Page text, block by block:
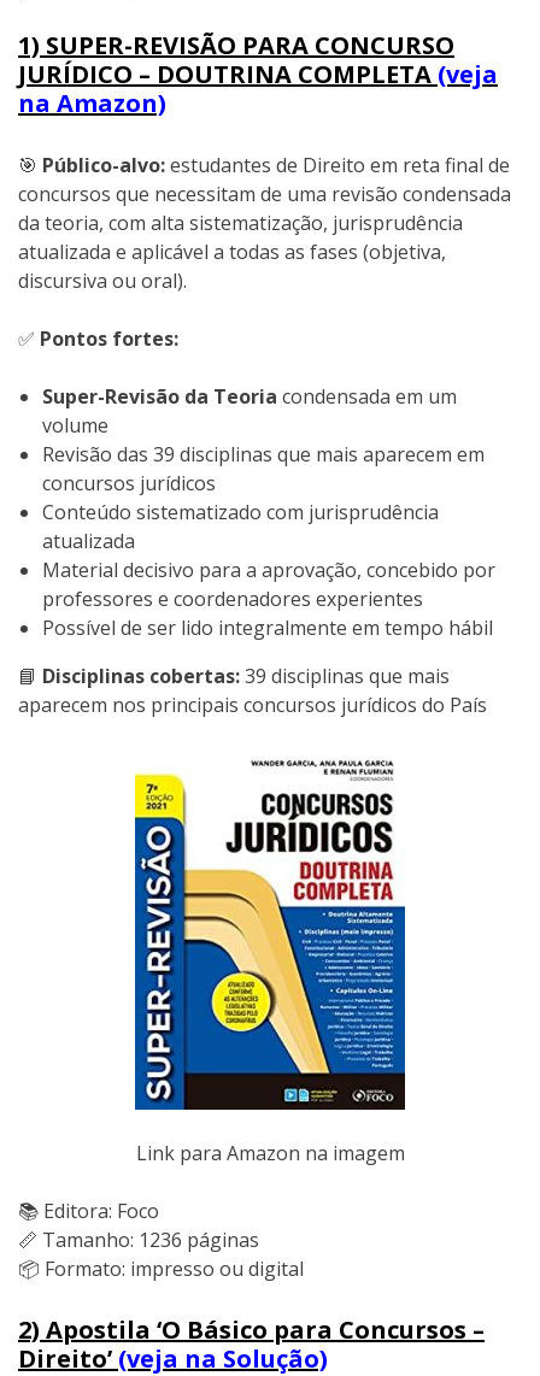
1) SUPER-REVISÃO PARA CONCURSO
JURÍDICO – DOUTRINA COMPLETA (veja
na Amazon)
🎯 Público-alvo:estudantes de Direito em reta final de
concursos que necessitam de uma revisão condensada
da teoria, com alta sistematização, jurisprudência
atualizada e aplicável a todas as fases (objetiva,
discursiva ou oral).
✅ Pontos fortes:
Super-Revisão da Teoria condensada em um
volume
Revisão das 39 disciplinas que mais aparecem em
concursos jurídicos
Conteúdo sistematizado com jurisprudência
atualizada
Material decisivo para a aprovação, concebido por
professores e coordenadores experientes
Possível de ser lido integralmente em tempo hábil
📘 Disciplinas cobertas:39 disciplinas que mais
aparecem nos principais concursos jurídicos do País
Link para Amazon na imagem
📚 Editora: Foco
📏 Tamanho: 1236 páginas
📦 Formato: impresso ou digital
2) Apostila ‘O Básico para Concursos –
Direito’ (veja na Solução)